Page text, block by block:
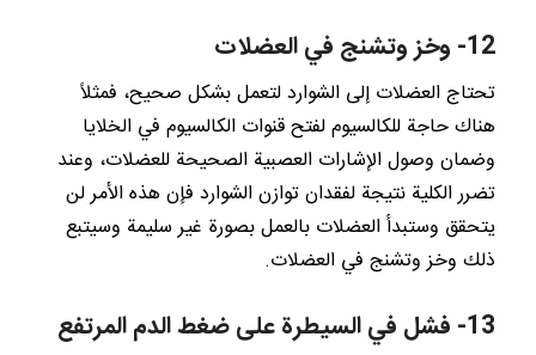
12- وخز وتشنج في العضلات
تحتاج العضلات إلى الشوارد لتعمل بشكل صحيح، فمثلاً
هناك حاجة للكالسيوم لفتح قنوات الكالسيوم في الخلايا
وضمان وصول الإشارات العصبية الصحيحة للعضلات، وعند
تضرر الكلية نتيجة لفقدان توازن الشوارد فإن هذه الأمر لن
يتحقق وستبدأ العضلات بالعمل بصورة غير سليمة وسيتبع
ذلك وخز وتشنج في العضلات.
13- فشل في السيطرة على ضغط الدم المرتفع